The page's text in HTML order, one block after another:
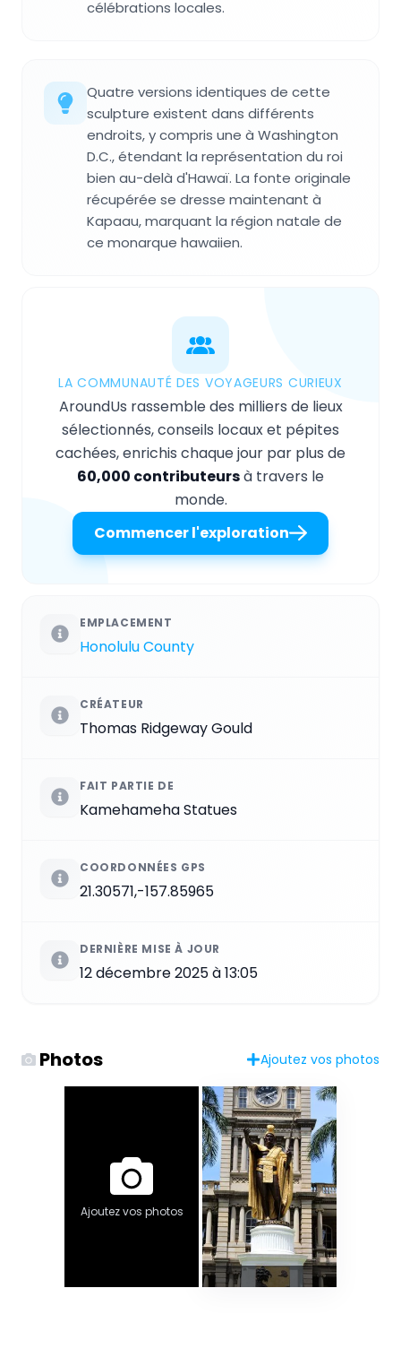
célébrations locales.
Quatre versions identiques de cette
sculpture existent dans différents
endroits, y compris une à Washington
D.C., étendant la représentation du roi
bien au-delà d'Hawaï. La fonte originale
récupérée se dresse maintenant à
Kapaau, marquant la région natale de
ce monarque hawaiien.
LA COMMUNAUTÉ DES VOYAGEURS CURIEUX
AroundUs rassemble des milliers de lieux
sélectionnés, conseils locaux et pépites
cachées, enrichis chaque jour par plus de
60,000 contributeursà travers le
monde.
Commencer l'exploration
EMPLACEMENT
Honolulu County
CRÉATEUR
Thomas Ridgeway Gould
FAIT PARTIE DE
Kamehameha Statues
COORDONNÉES GPS
21.30571,-157.85965
DERNIÈRE MISE À JOUR
12 décembre 2025 à 13:05
Photos Ajoutez vos photos
Ajoutez vos photos